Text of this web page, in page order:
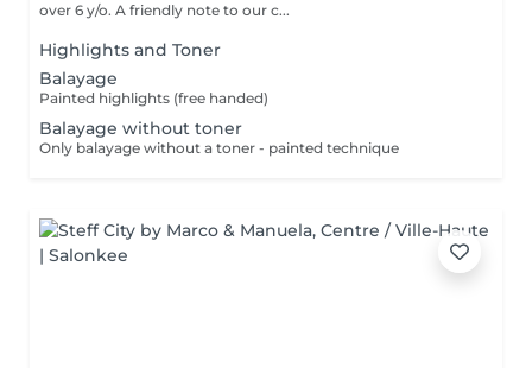
over 6 y/o. A friendly note to our c...
Highlights and Toner
Balayage
Painted highlights (free handed)
Balayage without toner
Only balayage without a toner - painted technique